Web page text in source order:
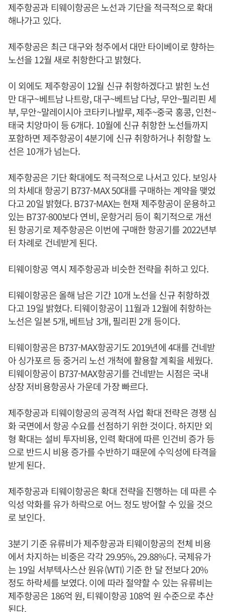
제주항공과 티웨이항공은 노선과 기단을 적극적으로 확대
해나가고 있다.
제주항공은 최근 대구와 청주에서 대만 타이베이로 향하는
노선을 12월 새로 취항한다고 밝혔다.
이 외에도 제주항공이 12월 신규 취항하겠다고 밝힌 노선
만 대구~베트남 나트랑, 대구~베트남 다낭, 무안~필리핀 세
부, 무안~말레이시아 코타키나발루, 제주~중국 홍콩, 인천~
태국 치앙마이 등 6개다. 10월에 신규 취항한 노선들까지
포함하면 제주항공이 4분기에 신규 취항하거나 취항할 노
선은 10개가 넘는다.
제주항공은 기단 확대에도 적극적으로 나서고 있다. 보잉사
의 차세대 항공기 B737-MAX 50대를 구매하는 계약을 맺었
다고 20일 밝혔다. B737-MAX는 현재 제주항공이 운용하고
있는 B737-800보다 연비, 운항거리 등이 획기적으로 개선
된 항공기로 제주항공은 이번에 구매한 항공기를 2022년부
터 차례로 건네받게 된다.
티웨이항공 역시 제주항공과 비슷한 전략을 취하고 있다.
티웨이항공은 올해 남은 기간 10개 노선을 신규 취항하겠
다고 19일 밝혔다. 티웨이항공이 11월과 12월에 취항하는
노선은 일본 5개, 베트남 3개, 필리핀 2개 등이다.
티웨이항공은 B737-MAX항공기도 2019년에 4대를 건네받
아 싱가포르 등 중거리 노선 개척에 활용할 계획을 세웠다.
티웨이항공이 B737-MAX항공기를 건네받는 시점은 국내
상장 저비용항공사 가운데 가장 빠르다.
제주항공과 티웨이항공의 공격적 사업 확대 전략은 경쟁 심
화 국면에서 항공 수요를 선점하기 위한 것이다. 하지만 외
형 확대는 설비 투자비용, 인력 확대에 따른 인건비 증가 등
으로 반드시 비용 증가를 수반하기 때문에 수익성에 타격을
받게 된다.
제주항공과 티웨이항공은 확대 전략을 진행하는 데 따른 수
익성 악화를 유가 하락으로 어느 정도 방어할 수 있을 것으
로 보인다.
3분기 기준 유류비가 제주항공과 티웨이항공의 전체 비용
에서 차지하는 비중은 각각 29.95%, 29.88%다. 국제유가
는 19일 서부텍사스산 원유(WTI) 기준 한 달 전보다 20%
정도 하락세를 보였다. 이에 따라 절약할 수 있는 유류비는
제주항공은 186억 원, 티웨이항공 108억 원 수준으로 추산
된다.